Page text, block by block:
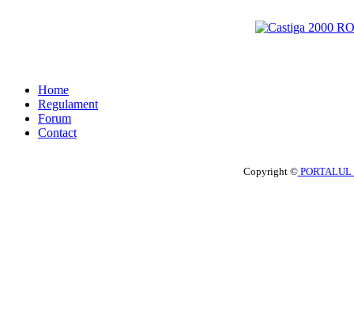
Home
Regulament
Forum
Contact
Copyright ©PORTALUL